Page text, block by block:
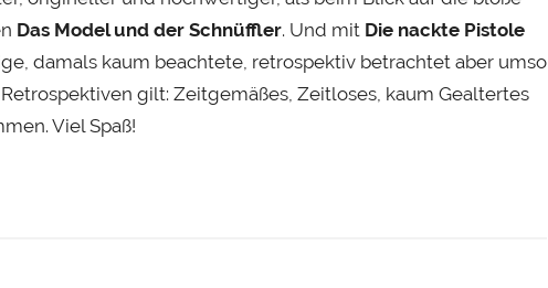
Das Model und der Schnüffler. Und mit Die nackte Pistole
damals kaum beachtete, retrospektiv betrachtet aber umso
gilt: Zeitgemäßes, Zeitloses, kaum Gealtertes
Viel Spaß!